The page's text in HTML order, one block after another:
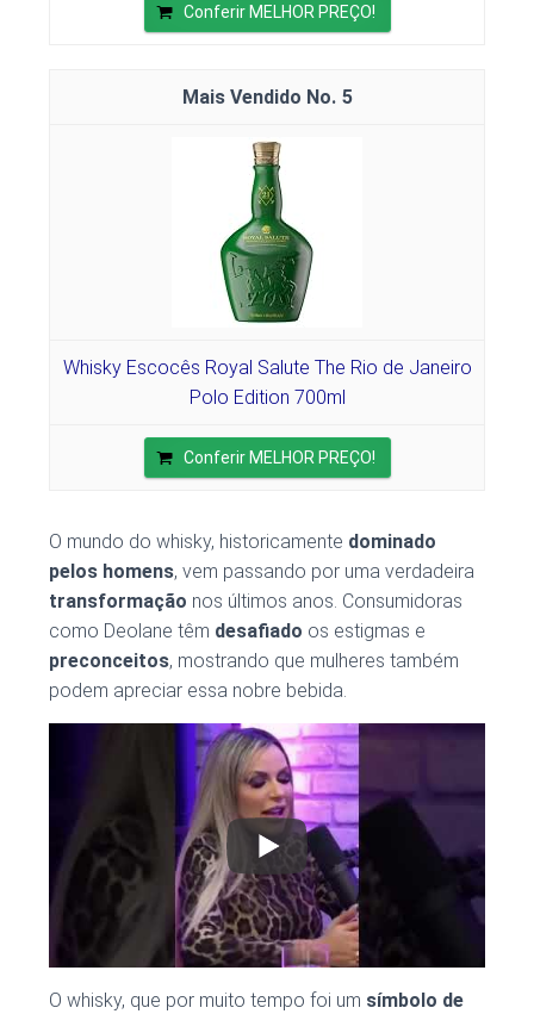
Conferir MELHOR PREÇO!
5
Whisky Escocês Royal Salute The Rio de Janeiro
Polo Edition 700ml
Conferir MELHOR PREÇO!
O mundo do whisky, historicamente dominado
pelos homens, vem passando por uma verdadeira
transformação nos últimos anos. Consumidoras
como Deolane têm desafiado os estigmas e
preconceitos, mostrando que mulheres também
podem apreciar essa nobre bebida.
O whisky, que por muito tempo foi um símbolo de